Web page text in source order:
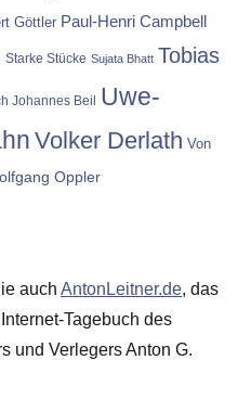
Göttler Paul-Henri Campbell
Starke Stücke Sujata Bhatt Tobias
Johannes Beil Uwe-
Volker Derlath Von
Oppler
auch AntonLeitner.de, das
Tagebuch des
und Verlegers Anton G.